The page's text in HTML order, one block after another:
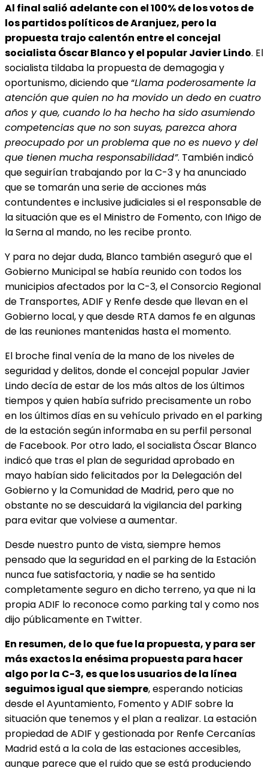
Al final salió adelante con el 100% de los votos de
los partidos políticos de Aranjuez, pero la
propuesta trajo calentón entre el concejal
socialista Óscar Blanco y el popular Javier Lindo. El
socialista tildaba la propuesta de demagogia y
oportunismo, diciendo que “Llama poderosamente la
atención que quien no ha movido un dedo en cuatro
años y que, cuando lo ha hecho ha sido asumiendo
competencias que no son suyas, parezca ahora
preocupado por un problema que no es nuevo y del
que tienen mucha responsabilidad”. También indicó
que seguirían trabajando por la C-3 y ha anunciado
que se tomarán una serie de acciones más
contundentes e inclusive judiciales si el responsable de
la situación que es el Ministro de Fomento, con Iñigo de
la Serna al mando, no les recibe pronto.
Y para no dejar duda, Blanco también aseguró que el
Gobierno Municipal se había reunido con todos los
municipios afectados por la C-3, el Consorcio Regional
de Transportes, ADIF y Renfe desde que llevan en el
Gobierno local, y que desde RTA damos fe en algunas
de las reuniones mantenidas hasta el momento.
El broche final venía de la mano de los niveles de
seguridad y delitos, donde el concejal popular Javier
Lindo decía de estar de los más altos de los últimos
tiempos y quien había sufrido precisamente un robo
en los últimos días en su vehículo privado en el parking
de la estación según informaba en su perfil personal
de Facebook. Por otro lado, el socialista Óscar Blanco
indicó que tras el plan de seguridad aprobado en
mayo habían sido felicitados por la Delegación del
Gobierno y la Comunidad de Madrid, pero que no
obstante no se descuidará la vigilancia del parking
para evitar que volviese a aumentar.
Desde nuestro punto de vista, siempre hemos
pensado que la seguridad en el parking de la Estación
nunca fue satisfactoria, y nadie se ha sentido
completamente seguro en dicho terreno, ya que ni la
propia ADIF lo reconoce como parking tal y como nos
dijo públicamente en Twitter.
En resumen, de lo que fue la propuesta, y para ser
más exactos la enésima propuesta para hacer
algo por la C-3, es que los usuarios de la línea
seguimos igual que siempre, esperando noticias
desde el Ayuntamiento, Fomento y ADIF sobre la
situación que tenemos y el plan a realizar. La estación
propiedad de ADIF y gestionada por Renfe Cercanías
Madrid está a la cola de las estaciones accesibles,
aunque parece que el ruido que se está produciendo